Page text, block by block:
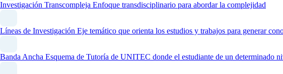
Investigación Transcompleja Enfoque transdisciplinario para abordar la complejidad
Líneas de Investigación Eje temático que orienta los estudios y trabajos para generar
Banda Ancha Esquema de Tutoría de UNITEC donde el estudiante de un determinado